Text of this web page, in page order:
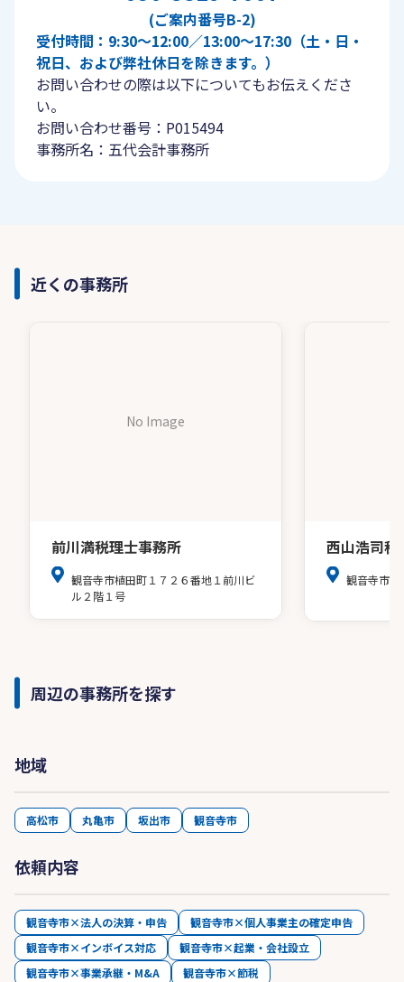
(ご案内番号B-2)
受付時間：9:30〜12:00／13:00〜17:30（土・日・
祝日、および弊社休日を除きます。）
お問い合わせの際は以下についてもお伝えくださ
い。
お問い合わせ番号：P015494
事務所名：五代会計事務所
近くの事務所
No Image
前川満税理士事務所
観音寺市植田町１７２６番地１前川ビ
ル２階１号
西山浩司税
観音寺市八
周辺の事務所を探す
地域
高松市 丸亀市 坂出市 観音寺市
依頼内容
観音寺市×法人の決算・申告
観音寺市×個人事業主の確定申告
観音寺市×インボイス対応
観音寺市×起業・会社設立
観音寺市×事業承継・M&A
観音寺市×節税